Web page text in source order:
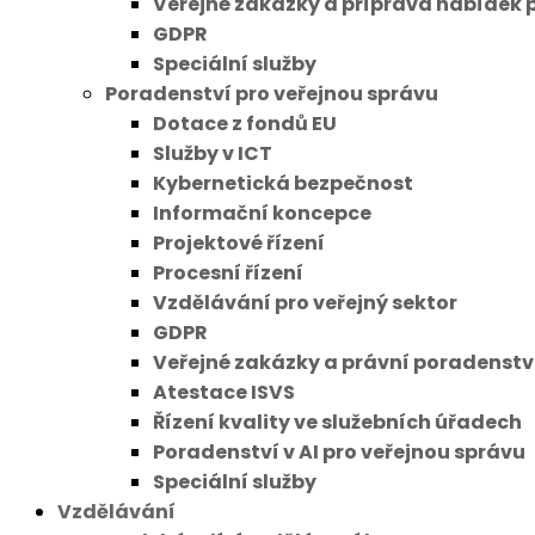
GDPR
Speciální služby
Poradenství pro veřejnou správu
Dotace z fondů EU
Služby v ICT
Kybernetická bezpečnost
Informační koncepce
Projektové řízení
Procesní řízení
Vzdělávání pro veřejný sektor
GDPR
Veřejné zakázky a právní
Atestace ISVS
Řízení kvality ve služebních úřadech
Poradenství v AI pro veřejnou správu
Speciální služby
Vzdělávání